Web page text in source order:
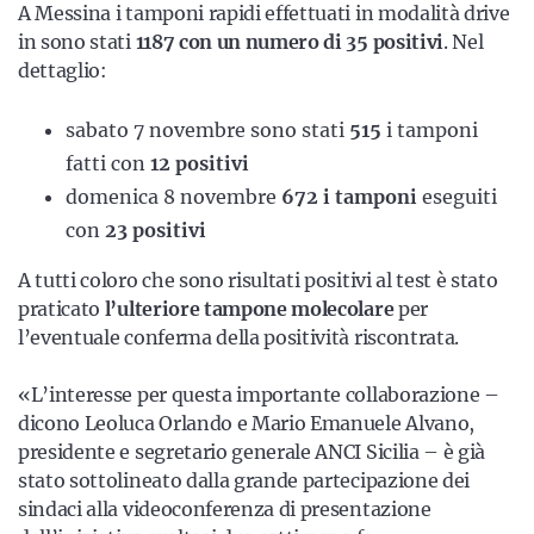
A Messina i tamponi rapidi effettuati in modalità drive
in sono stati1187 con un numero di 35 positivi. Nel
dettaglio:
sabato 7 novembre sono stati 515 i tamponi
fatti con 12 positivi
domenica 8 novembre 672 i tamponi eseguiti
con 23 positivi
A tutti coloro che sono risultati positivi al test è stato
praticato l’ulteriore tampone molecolareper
l’eventuale conferma della positività riscontrata.
«L’interesse per questa importante collaborazione –
dicono Leoluca Orlando e Mario Emanuele Alvano,
presidente e segretario generale ANCI Sicilia – è già
stato sottolineato dalla grande partecipazione dei
sindaci alla videoconferenza di presentazione